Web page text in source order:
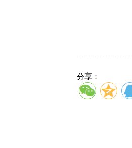
分享：